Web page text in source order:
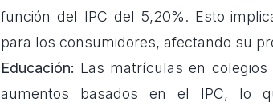
función del IPC del 5,20%. Esto
para los consumidores, afectando su
Educación: Las matrículas en colegios
aumentos basados en el IPC, lo